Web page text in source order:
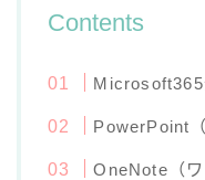
Contents
Microsoft365
PowerPoint（
OneNote（ワ